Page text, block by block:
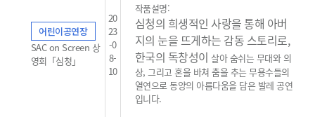
어린이공연장
SAC on Screen 상
영회「심청」
20
23
-0
8-
10
작품설명:
심청의 희생적인 사랑을 통해 아버
지의 눈을 뜨게하는 감동 스토리로,
한국의 독창성이 살아 숨쉬는 무대와 의
상, 그리고 혼을 바쳐 춤을 추는 무용수들의
열연으로 동양의 아름다움을 담은 발레 공연
입니다.